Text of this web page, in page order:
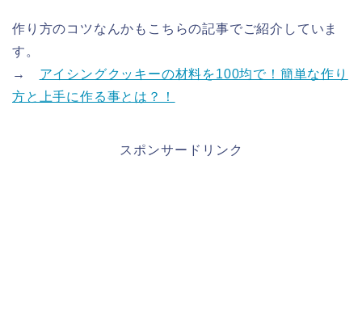
作り方のコツなんかもこちらの記事でご紹介していま
す。
→ アイシングクッキーの材料を100均で！簡単な作り
方と上手に作る事とは？！
スポンサードリンク